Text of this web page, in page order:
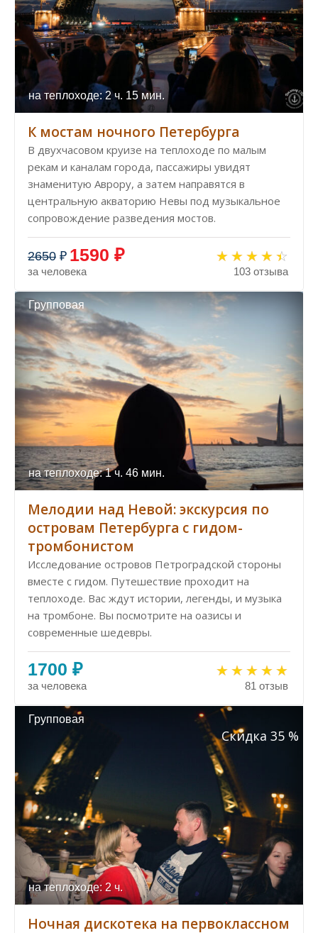
на теплоходе: 2 ч. 15 мин.
К мостам ночного Петербурга
В двухчасовом круизе на теплоходе по малым
рекам и каналам города, пассажиры увидят
знаменитую Аврору, а затем направятся в
центральную акваторию Невы под музыкальное
сопровождение разведения мостов.
2650 ₽ 1590 ₽
за человека 103 отзыва
Групповая
на теплоходе: 1 ч. 46 мин.
Мелодии над Невой: экскурсия по
островам Петербурга с гидом-
тромбонистом
Исследование островов Петроградской стороны
вместе с гидом. Путешествие проходит на
теплоходе. Вас ждут истории, легенды, и музыка
на тромбоне. Вы посмотрите на оазисы и
современные шедевры.
1700 ₽
за человека 81 отзыв
Групповая
на теплоходе: 2 ч.
Скидка 35 %
Ночная дискотека на первоклассном